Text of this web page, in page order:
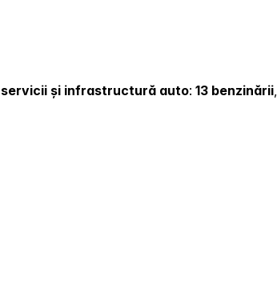
servicii și infrastructură auto: 13 benzinării,